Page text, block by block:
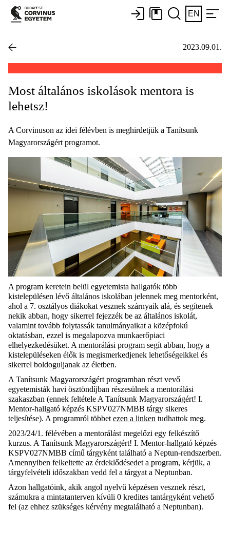
EN
2023.09.01.
Most általános iskolások mentora is
lehetsz!
A Corvinuson az idei félévben is meghirdetjük a Tanítsunk
Magyarországért programot.
A program keretein belül egyetemista hallgatók több
kistelepülésen lévő általános iskolában jelennek meg mentorként,
ahol a 7. osztályos diákokat vesznek szárnyaik alá, és segítenek
nekik abban, hogy sikerrel fejezzék be az általános iskolát,
valamint tovább folytassák tanulmányaikat a középfokú
oktatásban, ezzel is megalapozva munkaerőpiaci
elhelyezkedésüket. A mentorálási program segít abban, hogy a
kistelepüléseken élők is megismerkedjenek lehetőségeikkel és
sikerrel boldoguljanak az életben.
A Tanítsunk Magyarországért programban részt vevő
egyetemisták havi ösztöndíjban részesülnek a mentorálási
szakaszban (ennek feltétele A Tanítsunk Magyarországért! I.
Mentor-hallgató képzés KSPV027NMBB tárgy sikeres
teljesítése). A programról többet ezen a linken tudhattok meg.
2023/24/1. félévében a mentorálást megelőzi egy felkészítő
kurzus. A Tanítsunk Magyarországért! I. Mentor-hallgató képzés
KSPV027NMBB című tárgyként található a Neptun-rendszerben.
Amennyiben felkeltette az érdeklődésedet a program, kérjük, a
tárgyfelvételi időszakban vedd fel a tárgyat a Neptunban.
Azon hallgatóink, akik angol nyelvű képzésen vesznek részt,
számukra a mintatanterven kívüli 0 kredites tantárgyként vehető
fel (az ehhez szükséges kérvény megtalálható a Neptunban).